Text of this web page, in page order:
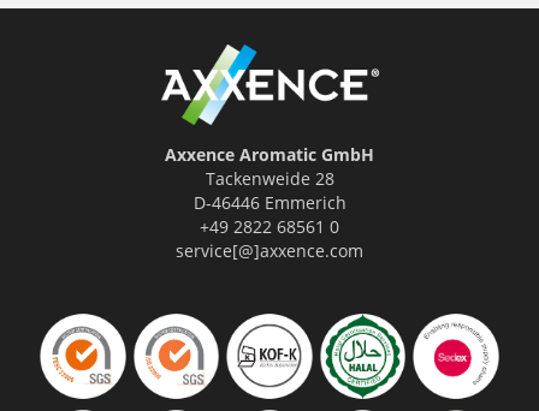
Axxence Aromatic GmbH
Tackenweide 28
D-46446 Emmerich
+49 2822 68561 0
service[@]axxence.com